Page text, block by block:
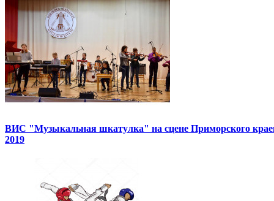
ВИС "Музыкальная шкатулка" на сцене Приморского
2019